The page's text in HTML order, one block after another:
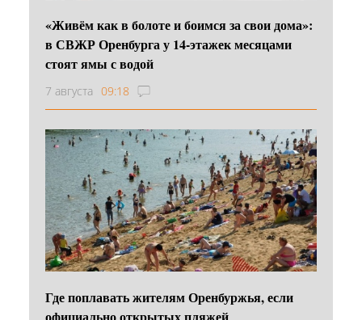
«Живём как в болоте и боимся за свои дома»:
в СВЖР Оренбурга у 14-этажек месяцами
стоят ямы с водой
7 августа 09:18
Где поплавать жителям Оренбуржья, если
официально открытых пляжей